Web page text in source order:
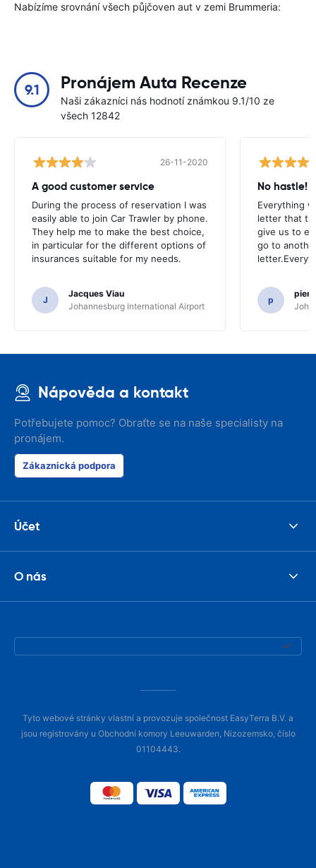
Nabízíme srovnání všech půjčoven aut v zemi Brummeria:
9.1 Pronájem Auta Recenze
Naši zákazníci nás hodnotí známkou 9.1/10 ze
všech 12842
26-11-2020
A good customer service
During the process of reservation I was
easily able to join Car Trawler by phone.
They help me to make the best choice,
in particular for the different options of
insurances suitable for my needs.
J
Jacques Viau
Johannesburg International Airport
No hastle!
Everything
letter that
give us to
go to
p
Nápověda a kontakt
Potřebujete pomoc? Obraťte se na naše specialisty na
pronájem.
Zákaznická podpora
Účet
O nás
Tyto webové stránky vlastní a provozuje společnost EasyTerra B.V. a
jsou registrovány u Obchodní komory Leeuwarden, Nizozemsko, číslo
01104443.